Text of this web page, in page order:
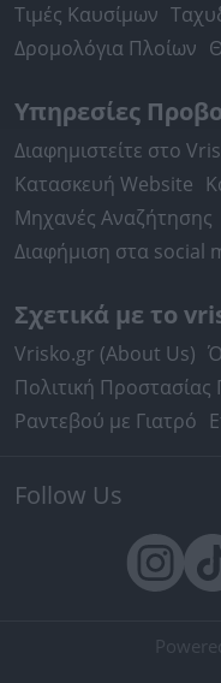
Τιμές Καυσίμων
Δρομολόγια Πλοίων
Υπηρεσίες
Διαφημιστείτε στο
Κατασκευή Website
Μηχανές Αναζήτησης
Διαφήμιση στα social
Σχετικά με το
Vrisko.gr (About Us)
Πολιτική
Ραντεβού με Γιατρό
Follow Us